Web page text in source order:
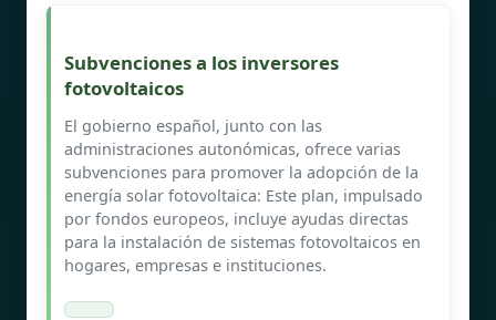
Subvenciones a los inversores
fotovoltaicos
El gobierno español, junto con las
administraciones autonómicas, ofrece varias
subvenciones para promover la adopción de la
energía solar fotovoltaica: Este plan, impulsado
por fondos europeos, incluye ayudas directas
para la instalación de sistemas fotovoltaicos en
hogares, empresas e instituciones.